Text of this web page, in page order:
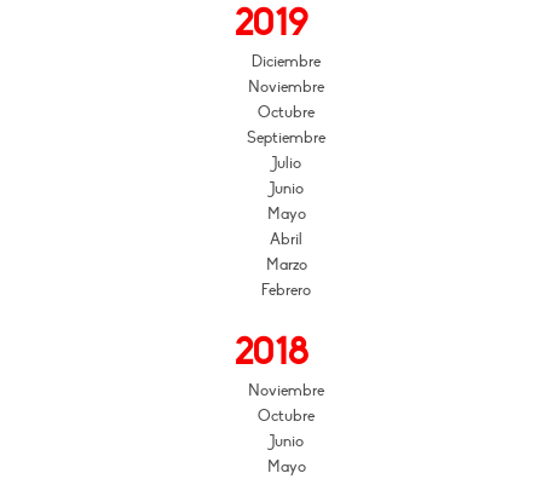
2019
Diciembre
Noviembre
Octubre
Septiembre
Julio
Junio
Mayo
Abril
Marzo
Febrero
2018
Noviembre
Octubre
Junio
Mayo